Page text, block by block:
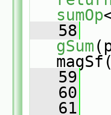
sumOp
   58
gSum
   59
   60
   61